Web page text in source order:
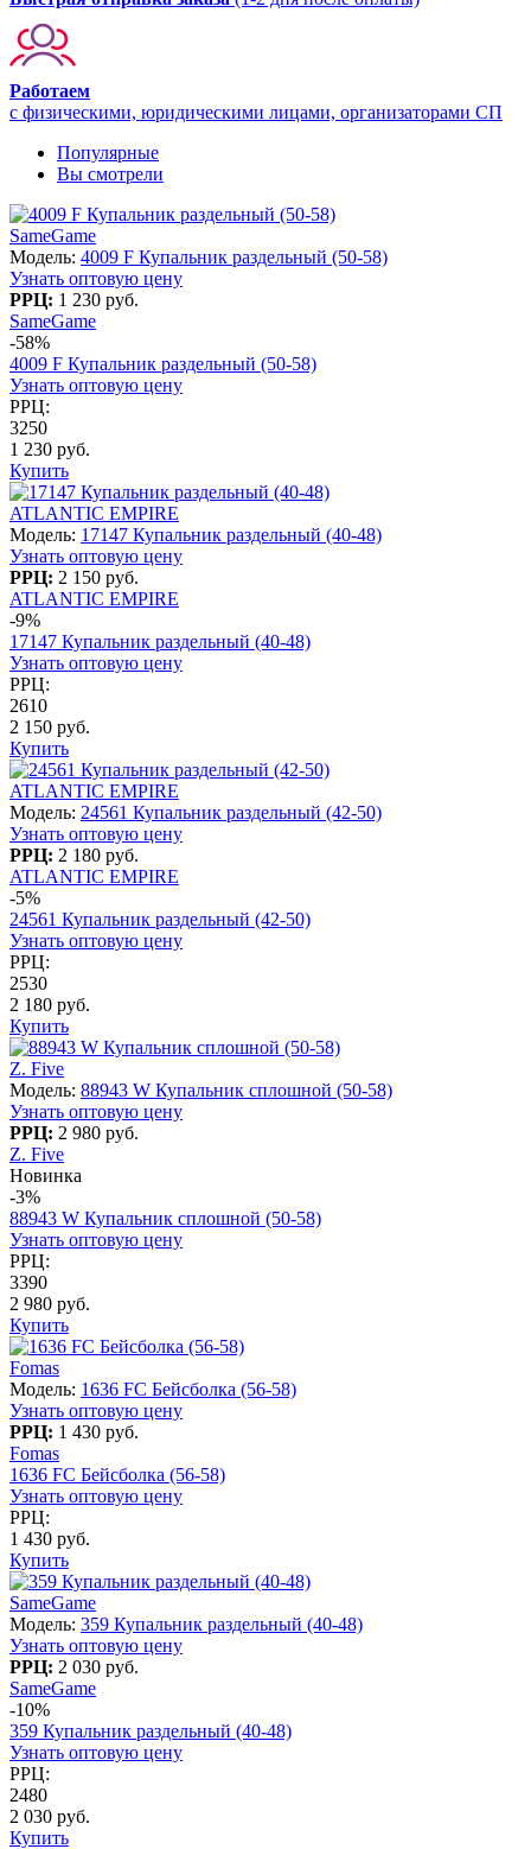
Работаем
с физическими, юридическими лицами, организаторами СП
Популярные
Вы смотрели
SameGame
Модель: 4009 F Купальник раздельный (50-58)
Узнать оптовую цену
РРЦ: 1 230 руб.
SameGame
-58%
4009 F Купальник раздельный (50-58)
Узнать оптовую цену
РРЦ:
3250
1 230 руб.
Купить
ATLANTIC EMPIRE
Модель: 17147 Купальник раздельный (40-48)
Узнать оптовую цену
РРЦ: 2 150 руб.
ATLANTIC EMPIRE
-9%
17147 Купальник раздельный (40-48)
Узнать оптовую цену
РРЦ:
2610
2 150 руб.
Купить
ATLANTIC EMPIRE
Модель: 24561 Купальник раздельный (42-50)
Узнать оптовую цену
РРЦ: 2 180 руб.
ATLANTIC EMPIRE
-5%
24561 Купальник раздельный (42-50)
Узнать оптовую цену
РРЦ:
2530
2 180 руб.
Купить
Z. Five
Модель: 88943 W Купальник сплошной (50-58)
Узнать оптовую цену
РРЦ: 2 980 руб.
Z. Five
Новинка
-3%
88943 W Купальник сплошной (50-58)
Узнать оптовую цену
РРЦ:
3390
2 980 руб.
Купить
Fomas
Модель: 1636 FC Бейсболка (56-58)
Узнать оптовую цену
РРЦ: 1 430 руб.
Fomas
1636 FC Бейсболка (56-58)
Узнать оптовую цену
РРЦ:
1 430 руб.
Купить
SameGame
Модель: 359 Купальник раздельный (40-48)
Узнать оптовую цену
РРЦ: 2 030 руб.
SameGame
-10%
359 Купальник раздельный (40-48)
Узнать оптовую цену
РРЦ:
2480
2 030 руб.
Купить